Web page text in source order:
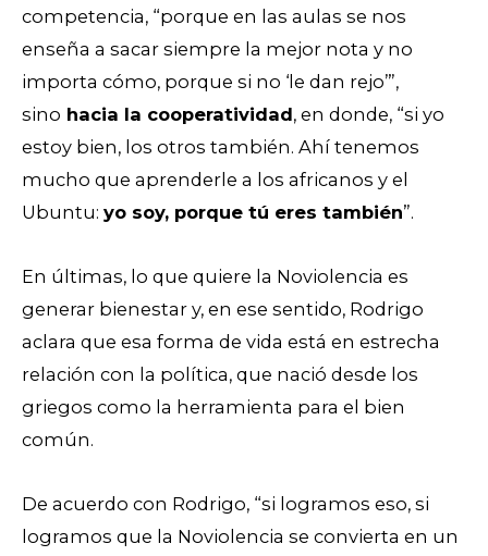
competencia, “porque en las aulas se nos
enseña a sacar siempre la mejor nota y no
importa cómo, porque si no ‘le dan rejo’”,
sino hacia la cooperatividad, en donde, “si yo
estoy bien, los otros también. Ahí tenemos
mucho que aprenderle a los africanos y el
Ubuntu: yo soy, porque tú eres también”.
En últimas, lo que quiere la Noviolencia es
generar bienestar y, en ese sentido, Rodrigo
aclara que esa forma de vida está en estrecha
relación con la política, que nació desde los
griegos como la herramienta para el bien
común.
De acuerdo con Rodrigo, “si logramos eso, si
logramos que la Noviolencia se convierta en un